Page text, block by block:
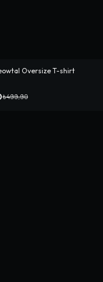
Oversize T-shirt
₺499,90